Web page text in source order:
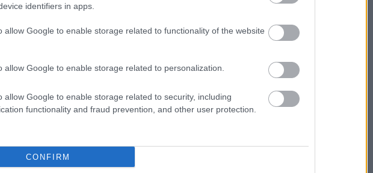
identifiers in apps.
allow Google to enable storage related to functionality of the website
allow Google to enable storage related to personalization.
allow Google to enable storage related to security, including
functionality and fraud prevention, and other user protection.
CONFIRM